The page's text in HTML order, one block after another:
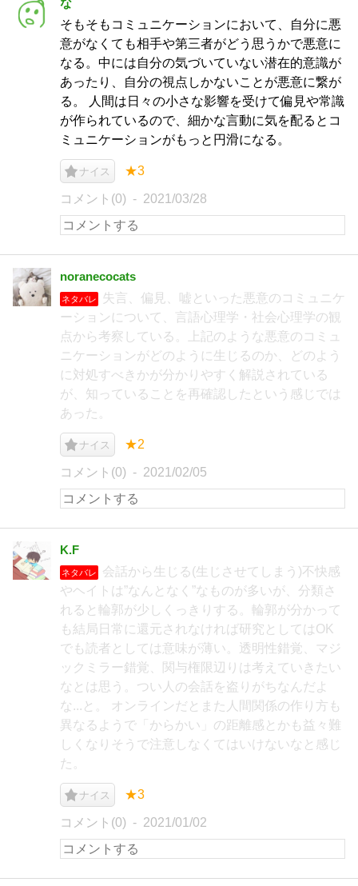
な
そもそもコミュニケーションにおいて、自分に悪
意がなくても相手や第三者がどう思うかで悪意に
なる。中には自分の気づいていない潜在的意識が
あったり、自分の視点しかないことが悪意に繋が
る。 人間は日々の小さな影響を受けて偏見や常識
が作られているので、細かな言動に気を配るとコ
ミュニケーションがもっと円滑になる。
ナイス ★3
コメント(0) 2021/03/28
noranecocats
ネタバレ
失言、偏見、嘘といった悪意のコミュニケ
ーションについて、言語心理学・社会心理学の観
点から考察している。上記のような悪意のコミュ
ニケーションがどのように生じるのか、どのよう
に対処すべきかが分かりやすく解説されている
が、知っていることを再確認したという感じでは
あった。
ナイス ★2
コメント(0) 2021/02/05
K.F
ネタバレ
会話から生じる(生じさせてしまう)不快感
やヘイトは”なんとなく”なものが多いが、分類さ
れると輪郭が少しくっきりする。輪郭が分かって
も結局日常に還元されなければ研究としてはOK
でも読者としては意味が薄い。透明性錯覚、マジ
ックミラー錯覚、関与権限辺りは考えていきたい
なとは思う。つい人の会話を盗りがちなんだよ
な...と。 オンラインだとまた人間関係の作り方も
異なるようで「からかい」の距離感とかも益々難
しくなりそうで注意しなくてはいけないなと感じ
た。
ナイス ★3
コメント(0) 2021/01/02